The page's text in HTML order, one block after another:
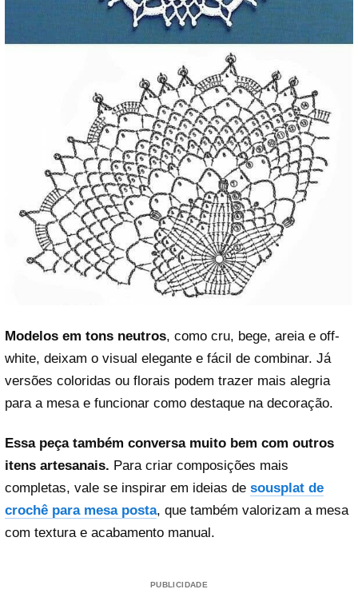
Modelos em tons neutros, como cru, bege, areia e off-
white, deixam o visual elegante e fácil de combinar. Já
versões coloridas ou florais podem trazer mais alegria
para a mesa e funcionar como destaque na decoração.
Essa peça também conversa muito bem com outros
itens artesanais. Para criar composições mais
completas, vale se inspirar em ideias de sousplat de
crochê para mesa posta, que também valorizam a mesa
com textura e acabamento manual.
PUBLICIDADE